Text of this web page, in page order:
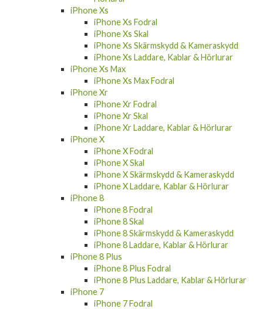
iPhone Xs
iPhone Xs Fodral
iPhone Xs Skal
iPhone Xs Skärmskydd & Kameraskydd
iPhone Xs Laddare, Kablar & Hörlurar
iPhone Xs Max
iPhone Xs Max Fodral
iPhone Xr
iPhone Xr Fodral
iPhone Xr Skal
iPhone Xr Laddare, Kablar & Hörlurar
iPhone X
iPhone X Fodral
iPhone X Skal
iPhone X Skärmskydd & Kameraskydd
iPhone X Laddare, Kablar & Hörlurar
iPhone 8
iPhone 8 Fodral
iPhone 8 Skal
iPhone 8 Skärmskydd & Kameraskydd
iPhone 8 Laddare, Kablar & Hörlurar
iPhone 8 Plus
iPhone 8 Plus Fodral
iPhone 8 Plus Laddare, Kablar & Hörlurar
iPhone 7
iPhone 7 Fodral